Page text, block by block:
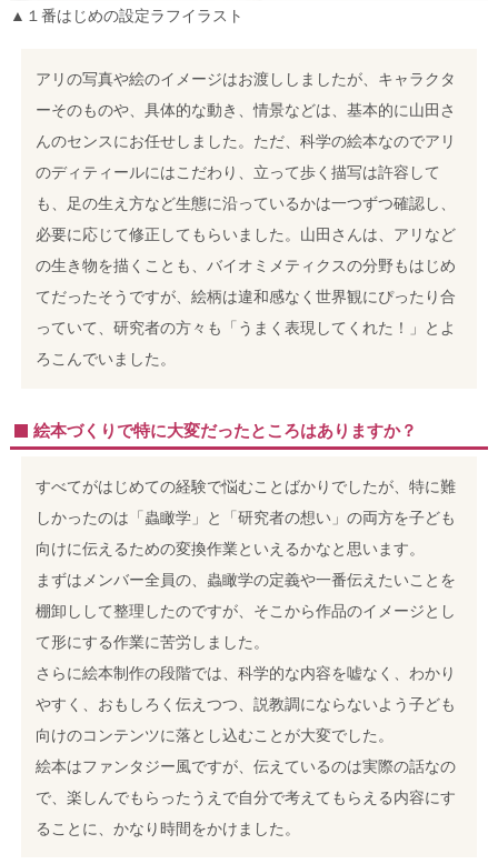
▲１番はじめの設定ラフイラスト
アリの写真や絵のイメージはお渡ししましたが、キャラクタ
ーそのものや、具体的な動き、情景などは、基本的に山田さ
んのセンスにお任せしました。 ただ、科学の絵本なのでアリ
のディティールにはこだわり、立って歩く描写は許容して
も、足の生え方など生態に沿っているかは一つずつ確認し、
必要に応じて修正してもらいました。 山田さんは、アリなど
の生き物を描くことも、バイオミメティクスの分野もはじめ
てだったそうですが、絵柄は違和感なく世界観にぴったり合
っていて、研究者の方々も「うまく表現してくれた！」とよ
ろこんでいました。
絵本づくりで特に大変だったところはありますか？
すべてがはじめての経験で悩むことばかりでしたが、特に難
しかったのは「蟲瞰学」と「研究者の想い」の両方を子ども
向けに伝えるための変換作業といえるかなと思います。
まずはメンバー全員の、蟲瞰学の定義や一番伝えたいことを
棚卸しして整理したのですが、そこから作品のイメージとし
て形にする作業に苦労しました。
さらに絵本制作の段階では、科学的な内容を嘘なく、わかり
やすく、おもしろく伝えつつ、説教調にならないよう子ども
向けのコンテンツに落とし込むことが大変でした。
絵本はファンタジー風ですが、伝えているのは実際の話なの
で、楽しんでもらったうえで自分で考えてもらえる内容にす
ることに、かなり時間をかけました。